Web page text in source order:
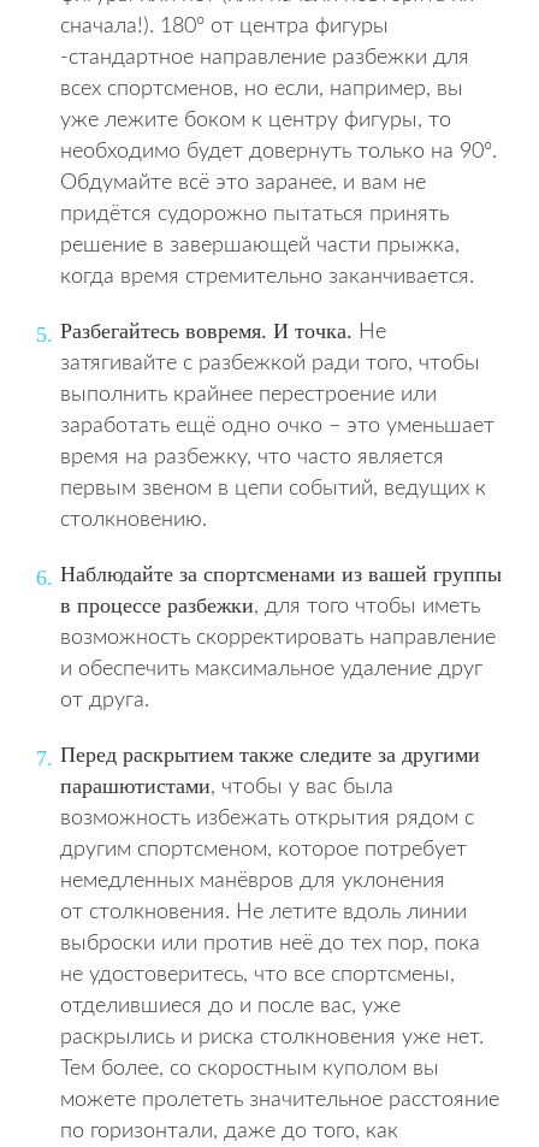
сначала!). 180º от центра фигуры
-стандартное направление разбежки для
всех спортсменов, но если, например, вы
уже лежите боком к центру фигуры, то
необходимо будет довернуть только на 90º.
Обдумайте всё это заранее, и вам не
придётся судорожно пытаться принять
решение в завершающей части прыжка,
когда время стремительно заканчивается.
Разбегайтесь вовремя. И точка. Не
затягивайте с разбежкой ради того, чтобы
выполнить крайнее перестроение или
заработать ещё одно очко – это уменьшает
время на разбежку, что часто является
первым звеном в цепи событий, ведущих к
столкновению.
Наблюдайте за спортсменами из вашей группы
в процессе разбежки, для того чтобы иметь
возможность скорректировать направление
и обеспечить максимальное удаление друг
от друга.
Перед раскрытием также следите за другими
парашютистами, чтобы у вас была
возможность избежать открытия рядом с
другим спортсменом, которое потребует
немедленных манёвров для уклонения
от столкновения. Не летите вдоль линии
выброски или против неё до тех пор, пока
не удостоверитесь, что все спортсмены,
отделившиеся до и после вас, уже
раскрылись и риска столкновения уже нет.
Тем более, со скоростным куполом вы
можете пролететь значительное расстояние
по горизонтали, даже до того, как